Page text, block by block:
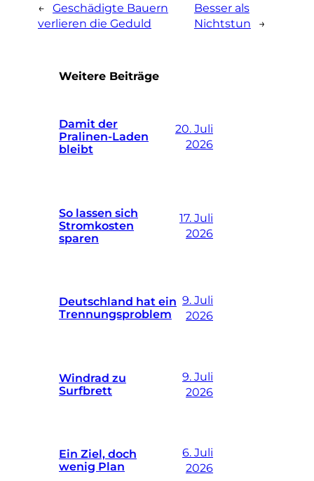
← Geschädigte Bauern
verlieren die Geduld
Besser als
Nichtstun
→
Weitere Beiträge
Damit der
Pralinen-Laden
bleibt
20. Juli
2026
So lassen sich
Stromkosten
sparen
17. Juli
2026
Deutschland hat ein
Trennungsproblem
9. Juli
2026
Windrad zu
Surfbrett
9. Juli
2026
Ein Ziel, doch
wenig Plan
6. Juli
2026